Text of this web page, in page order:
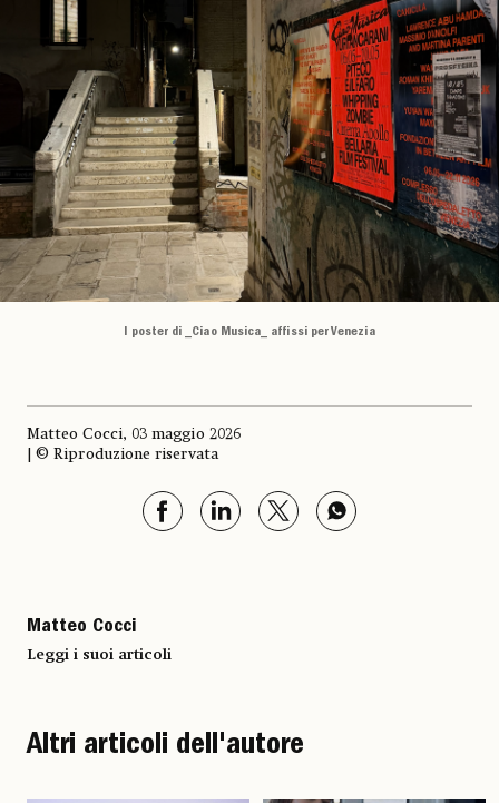
I poster di _Ciao Musica_ affissi per Venezia
Matteo Cocci, 03 maggio 2026
| © Riproduzione riservata
Matteo Cocci
Leggi i suoi articoli
Altri articoli dell'autore